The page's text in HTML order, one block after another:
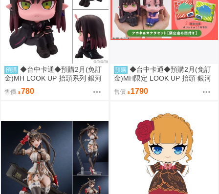
預購 ◆台中卡通◆預購2月(免訂
金)MH LOOK UP 抬頭系列 銀河
特急Milky☆Subway 朱音 0813
售價 780
預購 ◆台中卡通◆預購2月(免訂
金)MH限定 LOOK UP 抬頭 銀河
特急 朱音 & 鐵多 套組附特典 08
13
售價 1790